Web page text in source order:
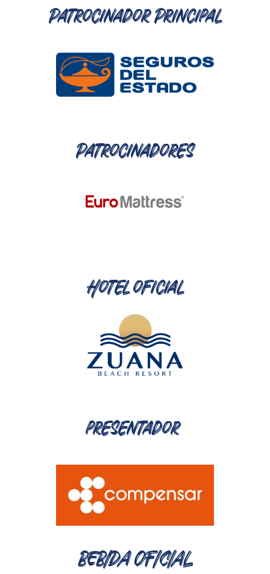
Patrocinador Principal
Patrocinadores
Hotel oficial
presentador
BEBIDA OFICIAL